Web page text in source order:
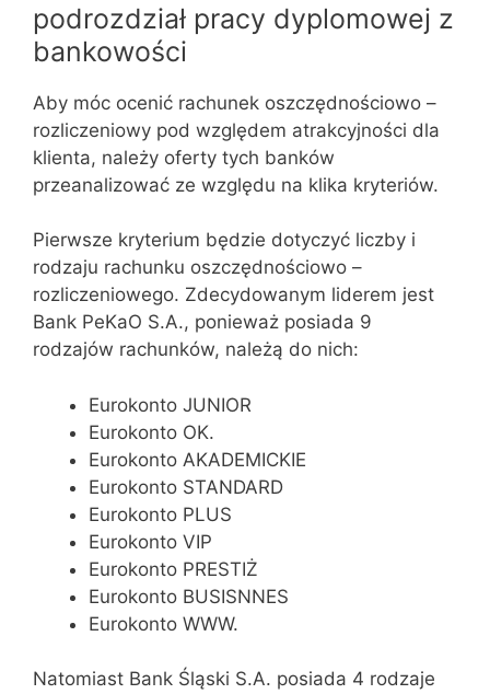
podrozdział pracy dyplomowej z
bankowości
Aby móc ocenić rachunek oszczędnościowo –
rozliczeniowy pod względem atrakcyjności dla
klienta, należy oferty tych banków
przeanalizować ze względu na klika kryteriów.
Pierwsze kryterium będzie dotyczyć liczby i
rodzaju rachunku oszczędnościowo –
rozliczeniowego. Zdecydowanym liderem jest
Bank PeKaO S.A., ponieważ posiada 9
rodzajów rachunków, należą do nich:
Eurokonto JUNIOR
Eurokonto OK.
Eurokonto AKADEMICKIE
Eurokonto STANDARD
Eurokonto PLUS
Eurokonto VIP
Eurokonto PRESTIŻ
Eurokonto BUSISNNES
Eurokonto WWW.
Natomiast Bank Śląski S.A. posiada 4 rodzaje